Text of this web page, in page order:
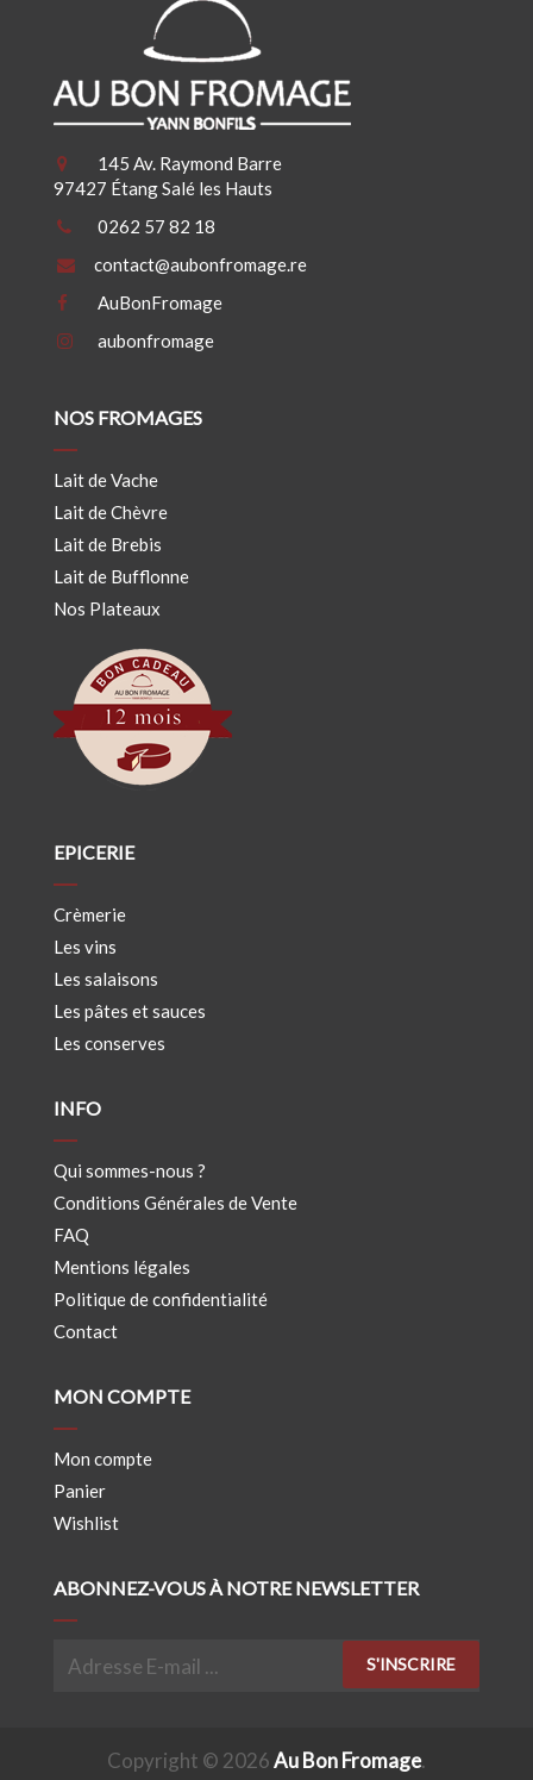
145 Av. Raymond Barre
97427 Étang Salé les Hauts
0262 57 82 18
contact@aubonfromage.re
AuBonFromage
aubonfromage
NOS FROMAGES
Lait de Vache
Lait de Chèvre
Lait de Brebis
Lait de Bufflonne
Nos Plateaux
EPICERIE
Crèmerie
Les vins
Les salaisons
Les pâtes et sauces
Les conserves
INFO
Qui sommes-nous ?
Conditions Générales de Vente
FAQ
Mentions légales
Politique de confidentialité
Contact
MON COMPTE
Mon compte
Panier
Wishlist
ABONNEZ-VOUS À NOTRE NEWSLETTER
S'INSCRIRE
Copyright © 2026Au Bon Fromage.